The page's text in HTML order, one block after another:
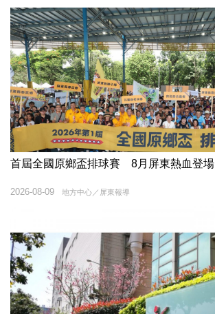
首屆全國原鄉盃排球賽 8月屏東熱血登場
地方中心／屏東報導
2026-08-09